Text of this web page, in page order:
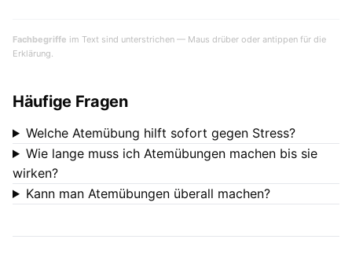
Fachbegriffe im Text sind unterstrichen — Maus drüber oder antippen für die
Erklärung.
Häufige Fragen
Welche Atemübung hilft sofort gegen Stress?
Wie lange muss ich Atemübungen machen bis sie
wirken?
Kann man Atemübungen überall machen?